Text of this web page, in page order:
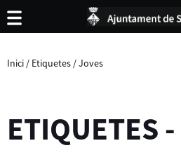
Inici / Etiquetes /Joves
ETIQUETES -